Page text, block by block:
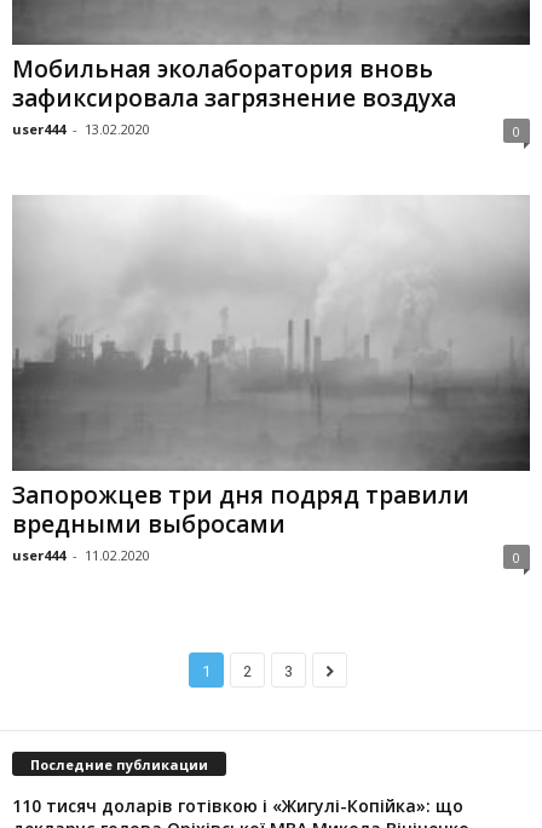
Мобильная эколаборатория вновь
зафиксировала загрязнение воздуха
user444 - 13.02.2020 0
Запорожцев три дня подряд травили
вредными выбросами
user444 - 11.02.2020 0
1 2 3
Последние публикации
110 тисяч доларів готівкою і «Жигулі-Копійка»: що